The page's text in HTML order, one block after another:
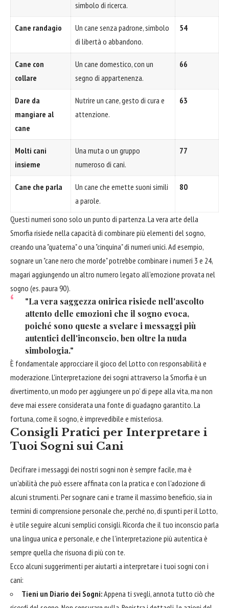
simbolo di ricerca.
Cane randagio
Un cane senza padrone, simbolo
di libertà o abbandono.
54
Cane con
collare
Un cane domestico, con un
segno di appartenenza.
66
Dare da
mangiare al
cane
Nutrire un cane, gesto di cura e
attenzione.
63
Molti cani
insieme
Una muta o un gruppo
numeroso di cani.
77
Cane che parla
Un cane che emette suoni simili
a parole.
80
Questi numeri sono solo un punto di partenza. La vera arte della
Smorfia risiede nella capacità di combinare più elementi del sogno,
creando una "quaterna" o una "cinquina" di numeri unici. Ad esempio,
sognare un "cane nero che morde" potrebbe combinare i numeri 3 e 24,
magari aggiungendo un altro numero legato all'emozione provata nel
sogno (es. paura 90).
"La vera saggezza onirica risiede nell'ascolto
attento delle emozioni che il sogno evoca,
poiché sono queste a svelare i messaggi più
autentici dell'inconscio, ben oltre la nuda
simbologia."
È fondamentale approcciare il gioco del Lotto con responsabilità e
moderazione. L'interpretazione dei sogni attraverso la Smorfia è un
divertimento, un modo per aggiungere un po' di pepe alla vita, ma non
deve mai essere considerata una fonte di guadagno garantito. La
fortuna, come il sogno, è imprevedibile e misteriosa.
Consigli Pratici per Interpretare i
Tuoi Sogni sui Cani
Decifrare i messaggi dei nostri sogni non è sempre facile, ma è
un'abilità che può essere affinata con la pratica e con l'adozione di
alcuni strumenti. Per sognare cani e trarne il massimo beneficio, sia in
termini di comprensione personale che, perché no, di spunti per il Lotto,
è utile seguire alcuni semplici consigli. Ricorda che il tuo inconscio parla
una lingua unica e personale, e che l'interpretazione più autentica è
sempre quella che risuona di più con te.
Ecco alcuni suggerimenti per aiutarti a interpretare i tuoi sogni con i
cani:
Tieni un Diario dei Sogni:Appena ti svegli, annota tutto ciò che